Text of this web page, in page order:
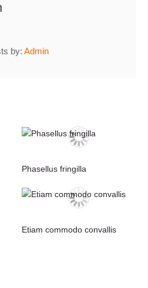
by: Admin
Phasellus fringilla
Etiam commodo convallis